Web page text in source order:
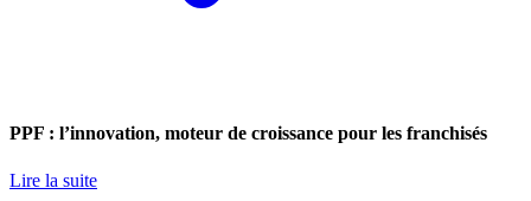
PPF : l’innovation, moteur de croissance pour les franchisés
Lire la suite